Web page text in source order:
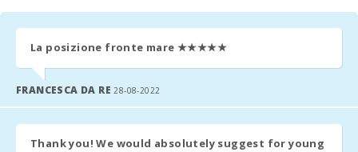
Dormitorio
con dos
camas
individuales
Se proporciona una cuna y una trona. La cuna adicional puede
alquilarse por 10 € al día (no es gratuita). Si es posible y está
disponible, se puede añadir una cama extra en la habitación por
38 € al día.
Por favor, contacte con la agencia como máximo 15 días antes
La posizione fronte mare ★★★★★
FRANCESCA DA RE28-08-2022
Thank you! We would absolutely suggest for young